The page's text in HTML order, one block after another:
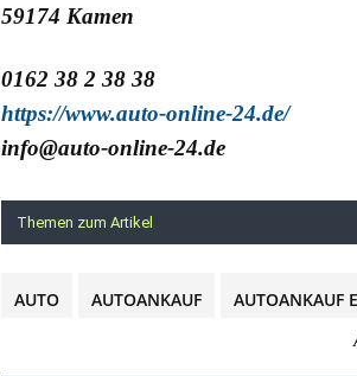
59174 Kamen
0162 38 2 38 38
https://www.auto-online-24.de/
info@auto-online-24.de
Themen zum Artikel
AUTO AUTOANKAUF AUTOANKAUF